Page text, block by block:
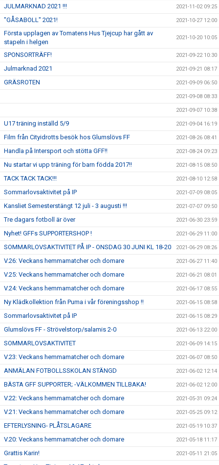
JULMARKNAD 2021 !!! 2021-11-02 09:25
"GÅSABOLL" 2021! 2021-10-27 12:00
Första upplagen av Tomatens Hus Tjejcup har gått av
stapeln i helgen
2021-10-20 10:05
SPONSORTRÄFF! 2021-09-22 10:30
Julmarknad 2021 2021-09-21 08:17
GRÄSROTEN 2021-09-09 06:50
2021-09-08 08:33
2021-09-07 10:38
U17 träning inställd 5/9 2021-09-04 16:19
Film från Cityidrotts besök hos Glumslövs FF 2021-08-26 08:41
Handla på Intersport och stötta GFF!! 2021-08-24 09:23
Nu startar vi upp träning för barn födda 2017!! 2021-08-15 08:50
TACK TACK TACK!!! 2021-08-10 12:58
Sommarlovsaktivitet på IP 2021-07-09 08:05
Kansliet Semesterstängt 12 juli - 3 augusti !!! 2021-07-07 09:50
Tre dagars fotboll är över 2021-06-30 23:59
Nyhet! GFFs SUPPORTERSHOP ! 2021-06-29 11:00
SOMMARLOVSAKTIVITET PÅ IP - ONSDAG 30 JUNI KL 18-20 2021-06-29 08:26
V.26: Veckans hemmamatcher och domare 2021-06-27 11:40
V.25: Veckans hemmamatcher och domare 2021-06-21 08:01
V.24: Veckans hemmamatcher och domare 2021-06-17 08:55
Ny Klädkollektion från Puma i vår föreningsshop !! 2021-06-15 08:58
Sommarlovsaktivitet på IP 2021-06-15 08:29
Glumslövs FF - Strövelstorp/salamis 2-0 2021-06-13 22:00
SOMMARLOVSAKTIVITET 2021-06-09 14:15
V.23: Veckans hemmamatcher och domare 2021-06-07 08:50
ANMÄLAN FOTBOLLSSKOLAN STÄNGD 2021-06-02 12:14
BÄSTA GFF SUPPORTER; -VÄLKOMMEN TILLBAKA! 2021-06-02 12:00
V.22: Veckans hemmamatcher och domare 2021-05-31 09:24
V.21: Veckans hemmamatcher och domare 2021-05-25 09:12
EFTERLYSNING- PLÅTSLAGARE 2021-05-19 10:37
V.20: Veckans hemmamatcher och domare 2021-05-18 11:17
Grattis Karin! 2021-05-11 21:05